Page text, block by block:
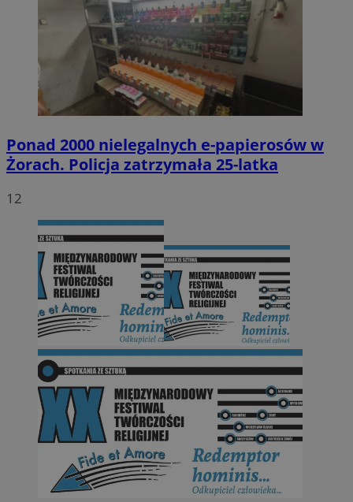
Ponad 2000 nielegalnych e-papierosów w
Żorach. Policja zatrzymała 25-latka
12